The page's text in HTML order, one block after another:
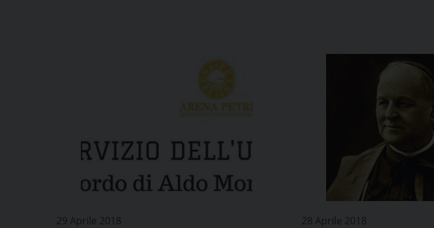
29 Aprile 2018 28 Aprile 2018